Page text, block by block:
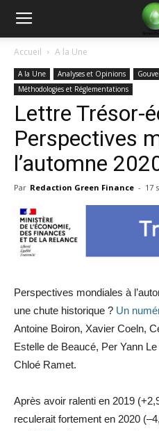
Green
Finance
Accueil A la Une
A la Une Analyses et Opinions
Méthodologies et Réglementations
Lettre Trésor-
Perspectives
l’automne
Par Redaction Green Finance - 17
Perspectives mondiales à
une chute historique ? Un
Antoine Boiron, Xavier Coeln,
Estelle de Beaucé, Per Yann
Chloé Ramet.
Après avoir ralenti en 2019
reculerait fortement en 2020